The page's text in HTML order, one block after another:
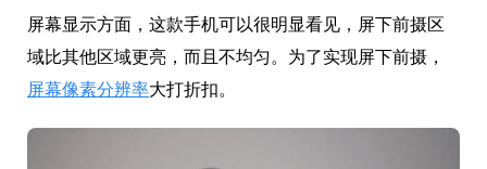
屏幕显示方面，这款手机可以很明显看见，屏下前摄区
域比其他区域更亮，而且不均匀。为了实现屏下前摄，
屏幕像素分辨率大打折扣。